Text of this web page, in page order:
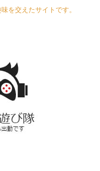
を交えたサイトです。